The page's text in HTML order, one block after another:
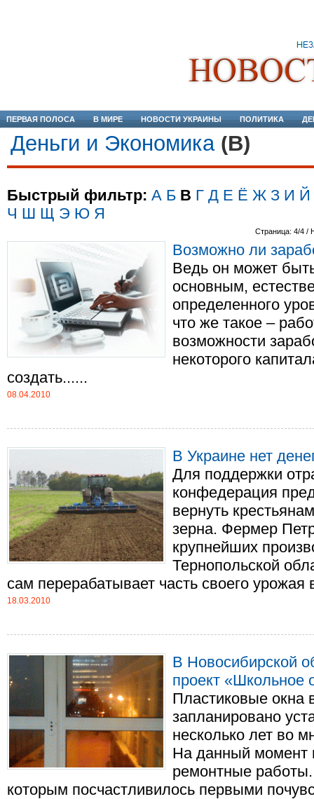
ПЕРВАЯ ПОЛОСА В МИРЕ НОВОСТИ УКРАИНЫ ПОЛИТИКА
Деньги и Экономика(В)
Быстрый фильтр: А Б В Г Д Е Ё Ж З И Й
Ч Ш Щ Э Ю Я
Страница: 4/4 /
Возможно ли
Ведь он может
основным,
определенного
что же такое –
возможности
некоторого
создать......
08.04.2010
В Украине нет
Для поддержки
конфедерация
вернуть
зерна. Фермер
крупнейших
Тернопольской
сам перерабатывает часть своего урожая
18.03.2010
В Новосибирской
проект «Школьное
Пластиковые окна
запланировано
несколько лет во
На данный момент
ремонтные
которым посчастливилось первыми